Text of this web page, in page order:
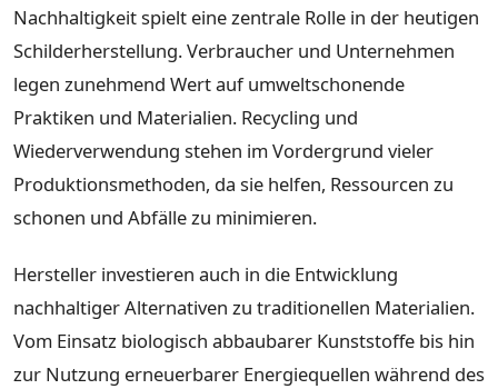
Nachhaltigkeit spielt eine zentrale Rolle in der heutigen
Schilderherstellung. Verbraucher und Unternehmen
legen zunehmend Wert auf umweltschonende
Praktiken und Materialien. Recycling und
Wiederverwendung stehen im Vordergrund vieler
Produktionsmethoden, da sie helfen, Ressourcen zu
schonen und Abfälle zu minimieren.
Hersteller investieren auch in die Entwicklung
nachhaltiger Alternativen zu traditionellen Materialien.
Vom Einsatz biologisch abbaubarer Kunststoffe bis hin
zur Nutzung erneuerbarer Energiequellen während des